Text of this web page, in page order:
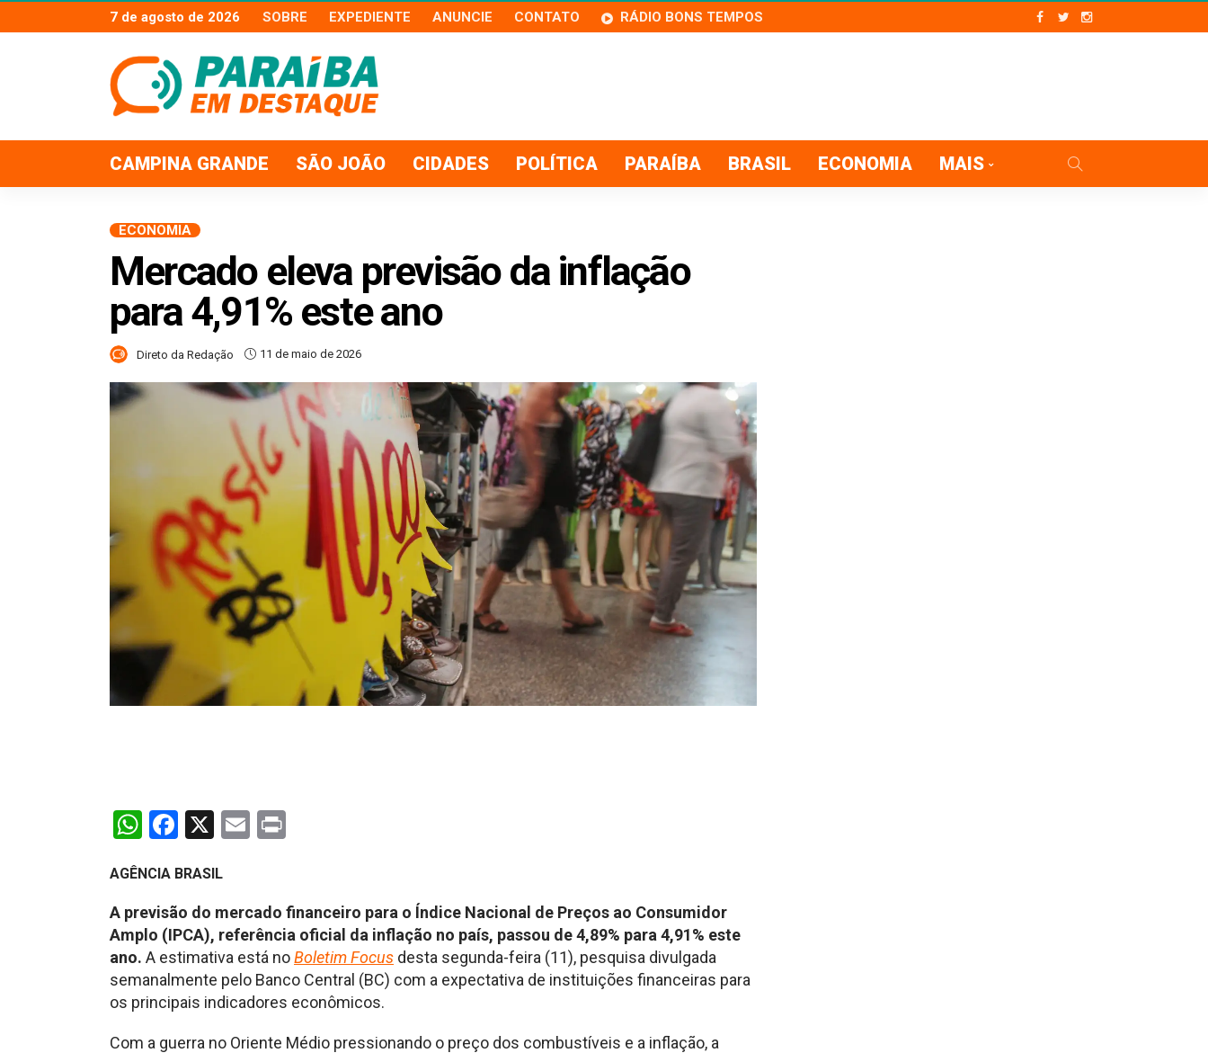
7 de agosto de 2026 SOBRE EXPEDIENTE ANUNCIE CONTATO RÁDIO BONS TEMPOS
CAMPINA GRANDE SÃO JOÃO CIDADES POLÍTICA PARAÍBA BRASIL ECONOMIA MAIS
ECONOMIA
Mercado eleva previsão da inflação
para 4,91% este ano
Direto da Redação 11 de maio de 2026
WhatsApp
Facebook
X Email
AGÊNCIA BRASIL
A previsão do mercado financeiro para o Índice Nacional de Preços ao Consumidor
Amplo (IPCA), referência oficial da inflação no país, passou de 4,89% para 4,91% este
ano. A estimativa está noBoletim Focus desta segunda-feira (11), pesquisa divulgada
semanalmente pelo Banco Central (BC) com a expectativa de instituições financeiras para
os principais indicadores econômicos.
Com a guerra no Oriente Médio pressionando o preço dos combustíveis e a inflação, a